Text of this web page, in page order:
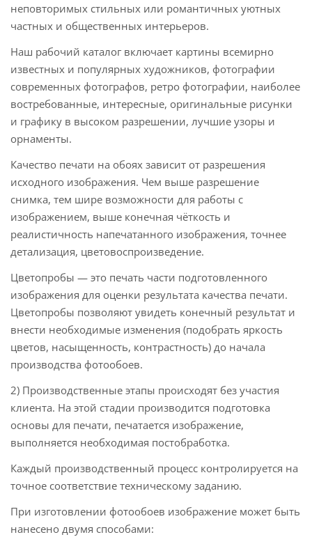
неповторимых стильных или романтичных уютных
частных и общественных интерьеров.
Наш рабочий каталог включает картины всемирно
известных и популярных художников, фотографии
современных фотографов, ретро фотографии, наиболее
востребованные, интересные, оригинальные рисунки
и графику в высоком разрешении, лучшие узоры и
орнаменты.
Качество печати на обоях зависит от разрешения
исходного изображения. Чем выше разрешение
снимка, тем шире возможности для работы с
изображением, выше конечная чёткость и
реалистичность напечатанного изображения, точнее
детализация, цветовоспроизведение.
Цветопробы — это печать части подготовленного
изображения для оценки результата качества печати.
Цветопробы позволяют увидеть конечный результат и
внести необходимые изменения (подобрать яркость
цветов, насыщенность, контрастность) до начала
производства фотообоев.
2) Производственные этапы происходят без участия
клиента. На этой стадии производится подготовка
основы для печати, печатается изображение,
выполняется необходимая постобработка.
Каждый производственный процесс контролируется на
точное соответствие техническому заданию.
При изготовлении фотообоев изображение может быть
нанесено двумя способами: